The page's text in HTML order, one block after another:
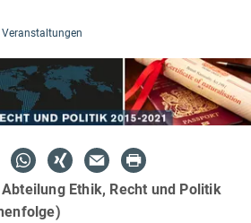
Veranstaltungen
Ethik, Recht und Politik